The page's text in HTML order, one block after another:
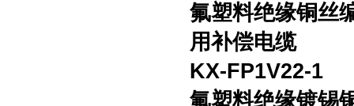
氟塑料绝缘铜丝
用补偿电缆
KX-FP1V22-1
氟塑料绝缘镀锡